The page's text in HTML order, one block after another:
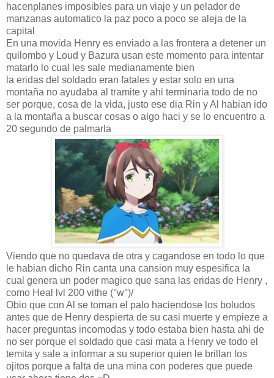
hacenplanes imposibles para un viaje y un pelador de
manzanas automatico la paz poco a poco se aleja de la
capital
En una movida Henry es enviado a las frontera a detener un
quilombo y Loud y Bazura usan este momento para intentar
matarlo lo cual les sale medianamente bien
la eridas del soldado eran fatales y estar solo en una
montaña no ayudaba al tramite y ahi terminaria todo de no
ser porque, cosa de la vida, justo ese dia Rin y Al habian ido
a la montaña a buscar cosas o algo haci y se lo encuentro a
20 segundo de palmarla
Viendo que no quedava de otra y cagandose en todo lo que
le habian dicho Rin canta una cansion muy espesifica la
cual genera un poder magico que sana las eridas de Henry ,
como Heal lvl 200 vithe (°w°)/
Obio que con Al se toman el palo haciendose los boludos
antes que de Henry despierta de su casi muerte y empieze a
hacer preguntas incomodas y todo estaba bien hasta ahi de
no ser porque el soldado que casi mata a Henry ve todo el
temita y sale a informar a su superior quien le brillan los
ojitos porque a falta de una mina con poderes que puede